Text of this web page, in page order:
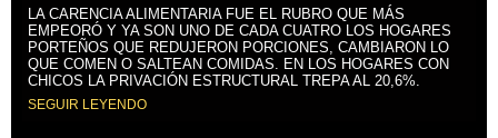
LA CARENCIA ALIMENTARIA FUE EL RUBRO QUE MÁS
EMPEORÓ Y YA SON UNO DE CADA CUATRO LOS HOGARES
PORTEÑOS QUE REDUJERON PORCIONES, CAMBIARON LO
QUE COMEN O SALTEAN COMIDAS. EN LOS HOGARES CON
CHICOS LA PRIVACIÓN ESTRUCTURAL TREPA AL 20,6%.
SEGUIR LEYENDO